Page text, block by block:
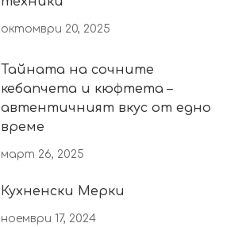
октомври 20, 2025
Тайната на сочните
кебапчета и кюфтета –
автентичният вкус от едно
време
март 26, 2025
Кухненски Мерки
ноември 17, 2024